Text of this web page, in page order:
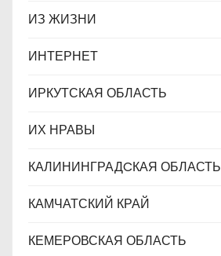
ИЗ ЖИЗНИ
ИНТЕРНЕТ
ИРКУТСКАЯ ОБЛАСТЬ
ИХ НРАВЫ
КАЛИНИНГРАДCКАЯ ОБЛАСТЬ
КАМЧАТСКИЙ КРАЙ
КЕМЕРОВСКАЯ ОБЛАСТЬ